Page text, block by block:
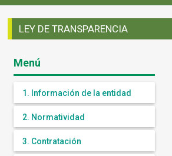
LEY DE TRANSPARENCIA
Menú
1. Información de la entidad
2. Normatividad
3. Contratación